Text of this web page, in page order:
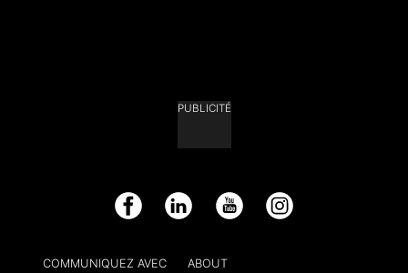
PUBLICITÉ
Facebook LinkedIn YouTube Instagram
COMMUNIQUEZ AVEC
ABOUT